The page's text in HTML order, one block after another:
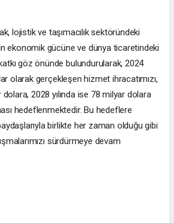
lojistik ve taşımacılık sektöründeki
ekonomik gücüne ve dünya ticaretindeki
göz önünde bulundurularak, 2024
olarak gerçekleşen hizmet ihracatımızı,
dolara, 2028 yılında ise 78 milyar dolara
hedeflenmektedir. Bu hedeflere
birlikte her zaman olduğu gibi
sürdürmeye devam